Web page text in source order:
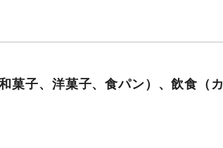
菓子、洋菓子、食パン）、飲食（カ